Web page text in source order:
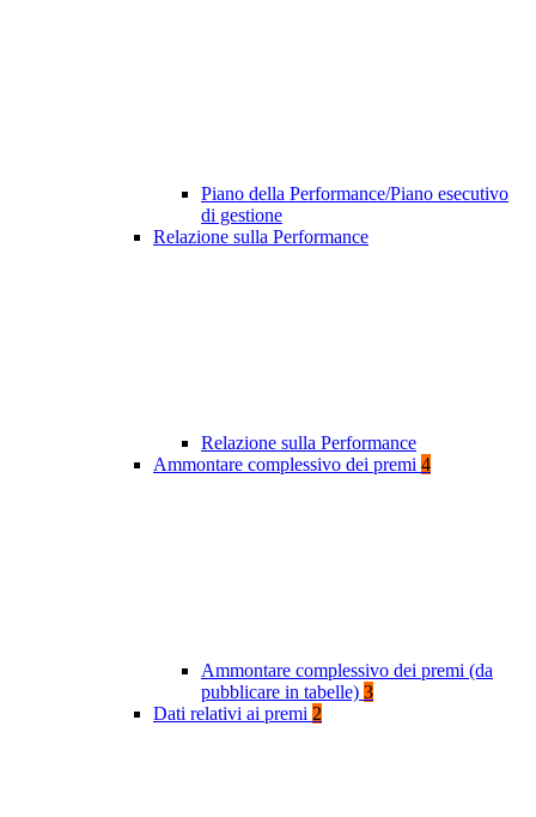
Piano della Performance/Piano esecutivo
di gestione
Relazione sulla Performance
Relazione sulla Performance
Ammontare complessivo dei premi 4
Ammontare complessivo dei premi (da
pubblicare in tabelle) 3
Dati relativi ai premi 2